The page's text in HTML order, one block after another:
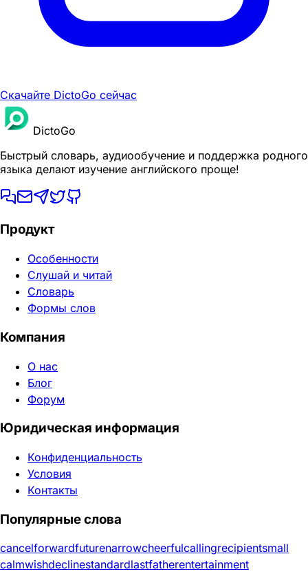
Скачайте DictoGo сейчас
DictoGo
Быстрый словарь, аудиообучение и поддержка родного
языка делают изучение английского проще!
Продукт
Особенности
Слушай и читай
Словарь
Формы слов
Компания
О нас
Блог
Форум
Юридическая информация
Конфиденциальность
Условия
Контакты
Популярные слова
cancelforwardfuturenarrowcheerfulcallingrecipientsmall
calmwishdeclinestandardlastfatherentertainment